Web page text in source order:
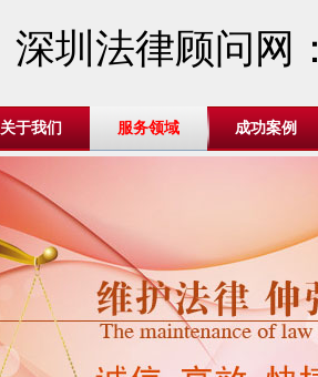
深圳法律顾问网：
关于我们 服务领域 成功案例